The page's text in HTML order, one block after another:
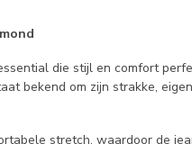
die stijl en comfort
bekend om zijn strakke,
stretch, waardoor de